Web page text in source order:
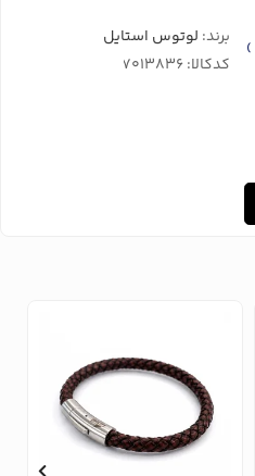
) برند: لوتوس استایل
کدکالا: